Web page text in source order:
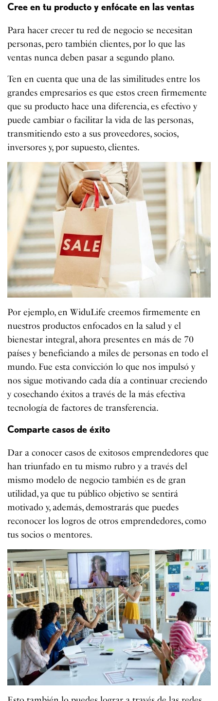
Cree en tu producto y enfócate en las ventas
Para hacer crecer tu red de negocio se necesitan
personas, pero también clientes, por lo que las
ventas nunca deben pasar a segundo plano.
Ten en cuenta que una de las similitudes entre los
grandes empresarios es que estos creen firmemente
que su producto hace una diferencia, es efectivo y
puede cambiar o facilitar la vida de las personas,
transmitiendo esto a sus proveedores, socios,
inversores y, por supuesto, clientes.
Por ejemplo, en WiduLife creemos firmemente en
nuestros productos enfocados en la salud y el
bienestar integral, ahora presentes en más de 70
países y beneficiando a miles de personas en todo el
mundo. Fue esta convicción lo que nos impulsó y
nos sigue motivando cada día a continuar creciendo
y cosechando éxitos a través de la más efectiva
tecnología de factores de transferencia.
Comparte casos de éxito
Dar a conocer casos de exitosos emprendedores que
han triunfado en tu mismo rubro y a través del
mismo modelo de negocio también es de gran
utilidad, ya que tu público objetivo se sentirá
motivado y, además, demostrarás que puedes
reconocer los logros de otros emprendedores, como
tus socios o mentores.